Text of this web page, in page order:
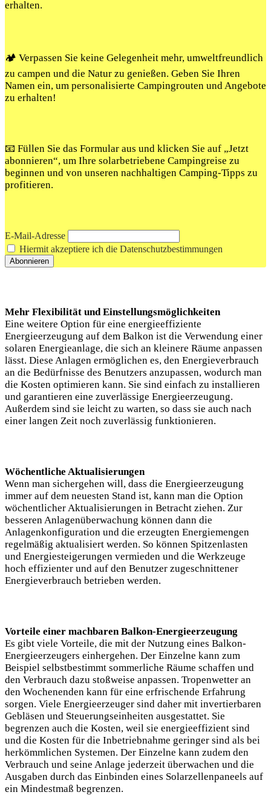
erhalten.
🏕️ Verpassen Sie keine Gelegenheit mehr, umweltfreundlich
zu campen und die Natur zu genießen. Geben Sie Ihren
Namen ein, um personalisierte Campingrouten und Angebote
zu erhalten!
📧 Füllen Sie das Formular aus und klicken Sie auf „Jetzt
abonnieren“, um Ihre solarbetriebene Campingreise zu
beginnen und von unseren nachhaltigen Camping-Tipps zu
profitieren.
E-Mail-Adresse
Hiermit akzeptiere ich die Datenschutzbestimmungen
Mehr Flexibilität und Einstellungsmöglichkeiten
Eine weitere Option für eine energieeffiziente
Energieerzeugung auf dem Balkon ist die Verwendung einer
solaren Energieanlage, die sich an kleinere Räume anpassen
lässt. Diese Anlagen ermöglichen es, den Energieverbrauch
an die Bedürfnisse des Benutzers anzupassen, wodurch man
die Kosten optimieren kann. Sie sind einfach zu installieren
und garantieren eine zuverlässige Energieerzeugung.
Außerdem sind sie leicht zu warten, so dass sie auch nach
einer langen Zeit noch zuverlässig funktionieren.
Wöchentliche Aktualisierungen
Wenn man sichergehen will, dass die Energieerzeugung
immer auf dem neuesten Stand ist, kann man die Option
wöchentlicher Aktualisierungen in Betracht ziehen. Zur
besseren Anlagenüberwachung können dann die
Anlagenkonfiguration und die erzeugten Energiemengen
regelmäßig aktualisiert werden. So können Spitzenlasten
und Energiesteigerungen vermieden und die Werkzeuge
hoch effizienter und auf den Benutzer zugeschnittener
Energieverbrauch betrieben werden.
Vorteile einer machbaren Balkon-Energieerzeugung
Es gibt viele Vorteile, die mit der Nutzung eines Balkon-
Energieerzeugers einhergehen. Der Einzelne kann zum
Beispiel selbstbestimmt sommerliche Räume schaffen und
den Verbrauch dazu stoßweise anpassen. Tropenwetter an
den Wochenenden kann für eine erfrischende Erfahrung
sorgen. Viele Energieerzeuger sind daher mit invertierbaren
Gebläsen und Steuerungseinheiten ausgestattet. Sie
begrenzen auch die Kosten, weil sie energieeffizient sind
und die Kosten für die Inbetriebnahme geringer sind als bei
herkömmlichen Systemen. Der Einzelne kann zudem den
Verbrauch und seine Anlage jederzeit überwachen und die
Ausgaben durch das Einbinden eines Solarzellenpaneels auf
ein Mindestmaß begrenzen.